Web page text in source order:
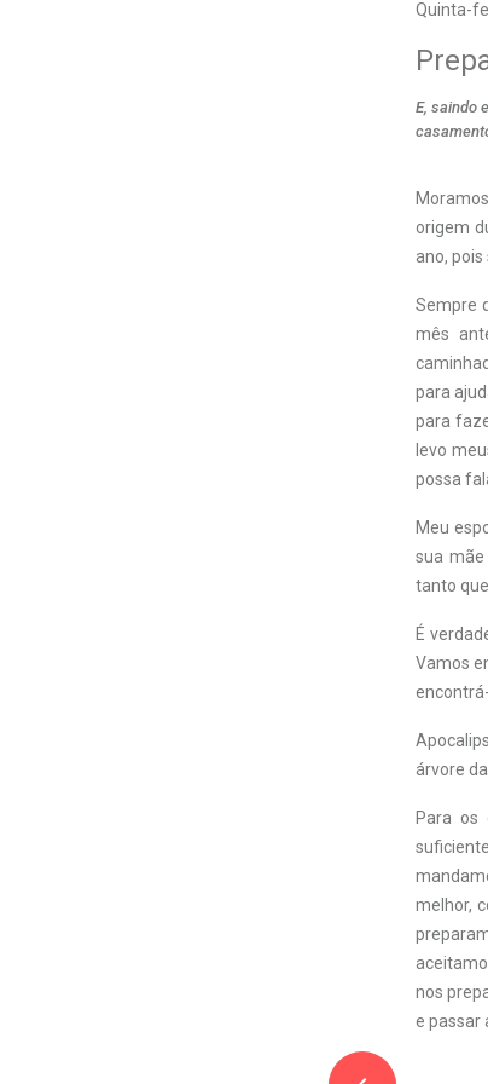
Quinta-
E, saindo
origem
ano, pois
Sempre
mês
para
para
levo
possa
Meu
sua
tanto
É
Vamos
árvore
Para os
melhor,
nos
e passar